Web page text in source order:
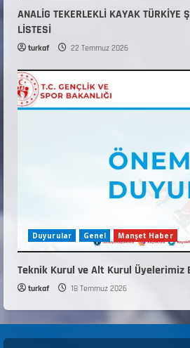
ANALİG TEKERLEKLİ KAYAK TÜRKİYE
LİSTESİ
turkaf 22 Temmuz 2026
Duyurular Genel Manşet Haber
Teknik Kurul ve Alt Kurul Üyelerimiz
turkaf 18 Temmuz 2026